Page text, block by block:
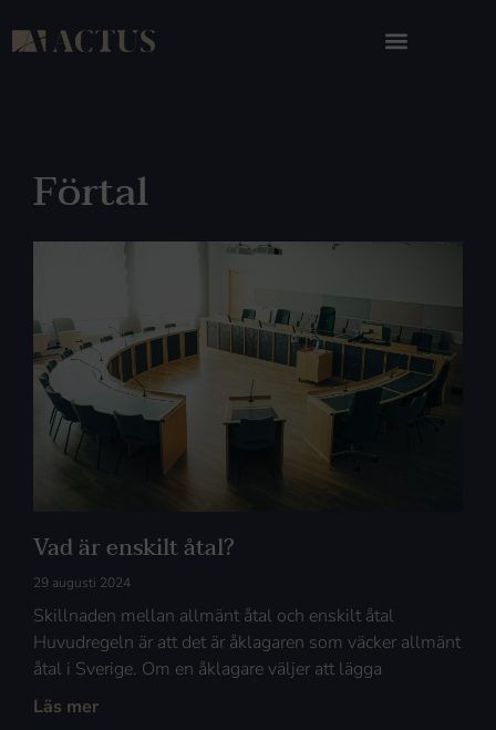
Förtal
Vad är enskilt åtal?
29 augusti 2024
Skillnaden mellan allmänt åtal och enskilt åtal
Huvudregeln är att det är åklagaren som väcker allmänt
åtal i Sverige. Om en åklagare väljer att lägga
Läs mer